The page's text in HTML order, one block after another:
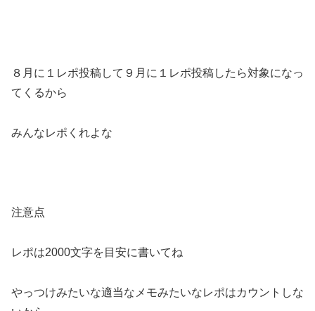
８月に１レポ投稿して９月に１レポ投稿したら対象になっ
てくるから
みんなレポくれよな
注意点
レポは2000文字を目安に書いてね
やっつけみたいな適当なメモみたいなレポはカウントしな